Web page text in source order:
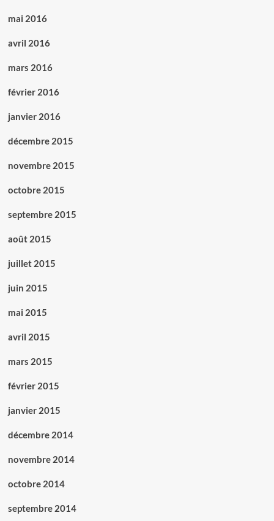
mai 2016
avril 2016
mars 2016
février 2016
janvier 2016
décembre 2015
novembre 2015
octobre 2015
septembre 2015
août 2015
juillet 2015
juin 2015
mai 2015
avril 2015
mars 2015
février 2015
janvier 2015
décembre 2014
novembre 2014
octobre 2014
septembre 2014